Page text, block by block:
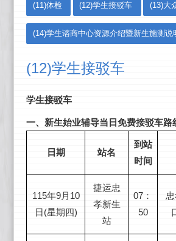
(11)体检 (12)学生接驳车 (13)大
(14)学生谘商中心资源介绍暨新生施测说
(12)学生接驳车
学生接驳车
一、新生始业辅导当日免费接驳车路
日期 站名
到站
时间
115年9月10
日(星期四)
捷运忠
孝新生
站
07：
50